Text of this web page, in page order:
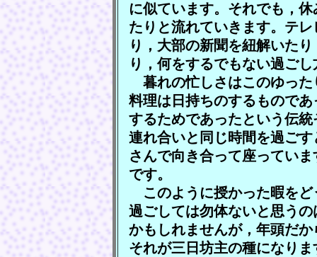
に似ています。それでも，
たりと流れていきます。テ
り，大部の新聞を紐解いた
り，何をするでもない過ご
暮れの忙しさはこのゆった
料理は日持ちのするもので
するためであったという伝
連れ合いと同じ時間を過ご
さんで向き合って座ってい
です。
このように授かった暇を
過ごしては勿体ないと思う
かもしれませんが，年頭だ
それが三日坊主の種になり